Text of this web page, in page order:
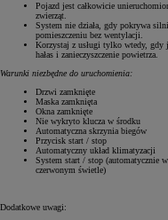
Pojazd jest całkowicie
zwierząt.
System nie działa, gdy pokrywa
pomieszczeniu bez wentylacji.
Korzystaj z usługi tylko wtedy, gdy
hałas i zanieczyszczenie powietrza.
Warunki niezbędne do uruchomienia:
Drzwi zamknięte
Maska zamknięta
Okna zamknięte
Nie wykryto klucza w środku
Automatyczna skrzynia biegów
Przycisk start / stop
Automatyczny układ klimatyzacji
System start / stop (automatycznie
czerwonym świetle)
Dodatkowe uwagi: